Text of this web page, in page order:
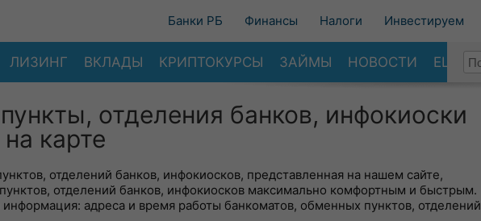
Банки РБ Финансы Налоги Инвестируем
ЛИЗИНГ ВКЛАДЫ КРИПТОКУРСЫ ЗАЙМЫ НОВОСТИ ЕЩЕ
отделения банков, инфокиоски
карте
отделений банков, инфокиосков, представленная на нашем сайте,
отделений банков, инфокиосков максимально комфортным и быстрым.
адреса и время работы банкоматов, обменных пунктов, отделений